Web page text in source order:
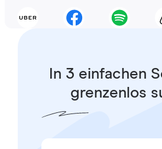
In 3 einfachen
grenzenlos